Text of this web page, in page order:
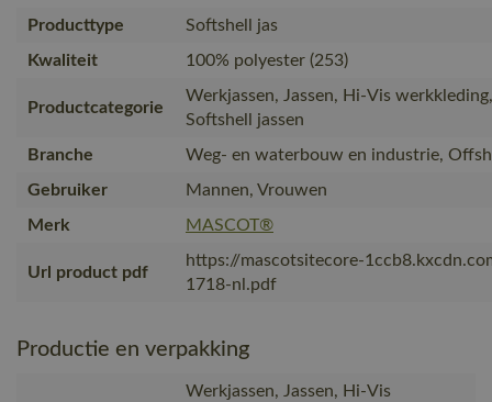
Producttype
Softshell jas
Kwaliteit
100% polyester (253)
Productcategorie
Werkjassen, Jassen, Hi-Vis
Softshell jassen
Branche
Weg- en waterbouw en industrie,
Gebruiker
Mannen, Vrouwen
Merk
MASCOT®
Url product pdf
https://mascotsitecore-
1718-nl.pdf
Productie en verpakking
Werkjassen, Jassen, Hi-Vis